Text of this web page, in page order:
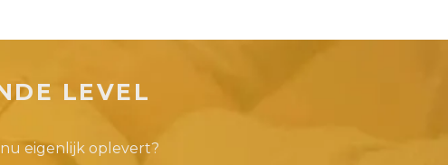
LEVEL
eigenlijk oplevert?